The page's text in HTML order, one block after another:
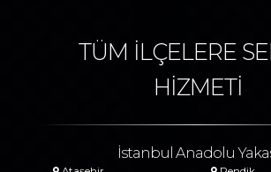
TÜM İLÇELERE
HİZMETİ
İstanbul Anadolu